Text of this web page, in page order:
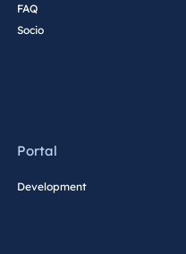
FAQ
Socio
Portal
Development